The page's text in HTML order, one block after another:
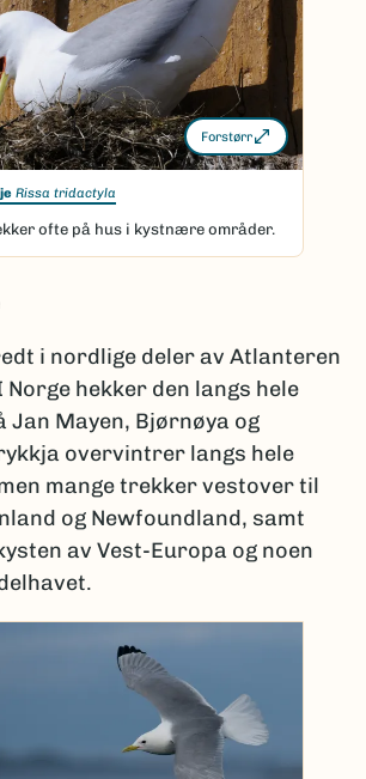
Forstørr
Rissa tridactyla
ofte på hus i kystnære områder.
i nordlige deler av Atlanteren
hekker den langs hele
Jan Mayen, Bjørnøya og
overvintrer langs hele
mange trekker vestover til
og Newfoundland, samt
av Vest-Europa og noen